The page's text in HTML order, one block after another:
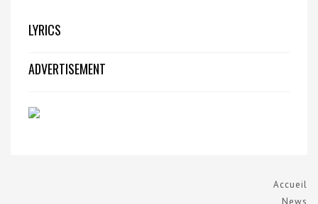
LYRICS
ADVERTISEMENT
Accueil
News